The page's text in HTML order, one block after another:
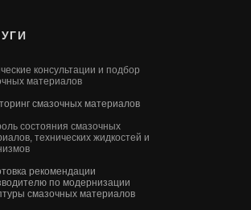
консультации и подбор
материалов
смазочных материалов
состояния смазочных
технических жидкостей и
рекомендации
по модернизации
смазочных материалов